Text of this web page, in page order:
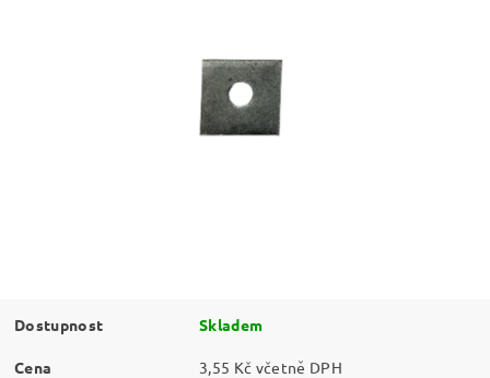
Dostupnost Skladem
Cena 3,55 Kč včetně DPH